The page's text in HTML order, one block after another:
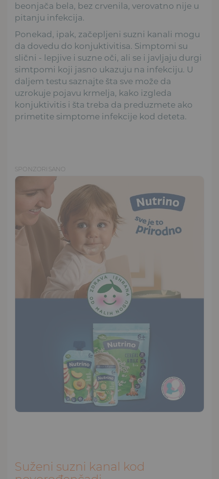
beonjača bela, bez crvenila, verovatno nije u
pitanju infekcija.
Ponekad, ipak, začepljeni suzni kanali mogu
da dovedu do konjuktivitisa. Simptomi su
slični - lepjive i suzne oči, ali se i javljaju durgi
simtpomi koji jasno ukazuju na infekciju. U
daljem testu saznajte šta sve može da
uzrokuje pojavu krmelja, kako izgleda
konjuktivitis i šta treba da preduzmete ako
primetite simptome infekcije kod deteta.
SPONZORISANO
Suženi suzni kanal kod